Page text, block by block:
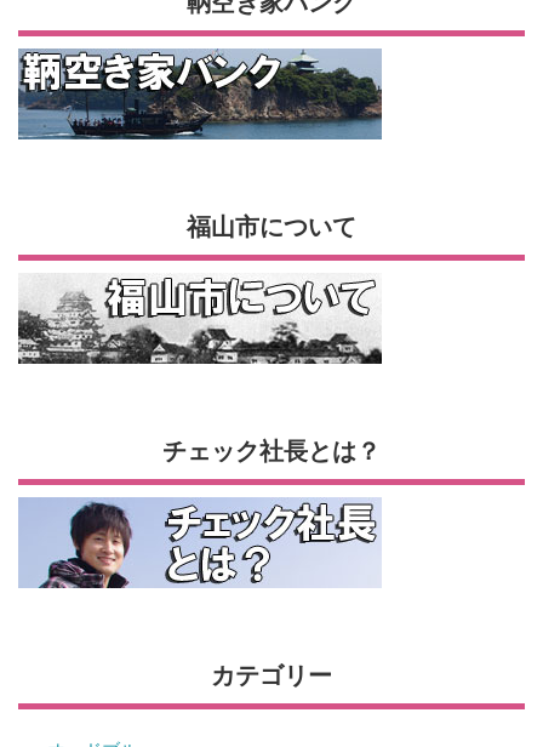
福山市について
チェック社長とは？
カテゴリー